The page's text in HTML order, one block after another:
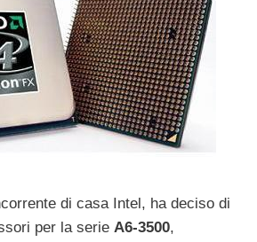
di casa Intel, ha deciso di
per la serie A6-3500,